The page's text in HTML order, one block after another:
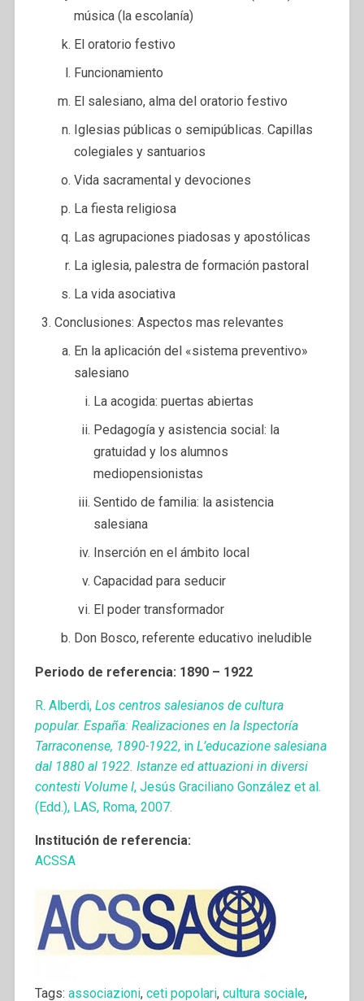
música (la escolanía)
El oratorio festivo
Funcionamiento
El salesiano, alma del oratorio festivo
Iglesias públicas o semipúblicas. Capillas
colegiales y santuarios
Vida sacramental y devociones
La fiesta religiosa
Las agrupaciones piadosas y apostólicas
La iglesia, palestra de formación pastoral
La vida asociativa
Conclusiones: Aspectos mas relevantes
En la aplicación del «sistema preventivo»
salesiano
La acogida: puertas abiertas
Pedagogía y asistencia social: la
gratuidad y los alumnos
mediopensionistas
Sentido de familia: la asistencia
salesiana
Inserción en el ámbito local
Capacidad para seducir
El poder transformador
Don Bosco, referente educativo ineludible
Periodo de referencia: 1890 – 1922
R. Alberdi, Los centros salesianos de cultura
popular. España: Realizaciones en la Ispectoría
Tarraconense, 1890-1922, in L’educazione salesiana
dal 1880 al 1922. Istanze ed attuazioni in diversi
contesti Volume I, Jesús Graciliano González et al.
(Edd.), LAS, Roma, 2007.
Institución de referencia:
ACSSA
Tags: associazioni, ceti popolari, cultura sociale,